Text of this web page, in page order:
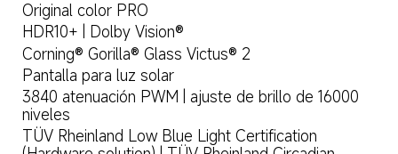
Original color PRO
HDR10+ | Dolby Vision®
Corning® Gorilla® Glass Victus® 2
Pantalla para luz solar
3840 atenuación PWM | ajuste de brillo de 16000
niveles
TÜV Rheinland Low Blue Light Certification